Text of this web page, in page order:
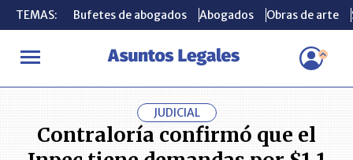
TEMAS: Bufetes de abogados Abogados Obras de arte
INICIO ACTUALIDAD Contraloría confirmó que el Inpec tiene
TEMAS: Bufetes de abogados Abogados Obras de arte
JUDICIAL
Contraloría confirmó que el